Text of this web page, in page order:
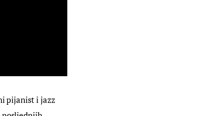
pijanist i jazz